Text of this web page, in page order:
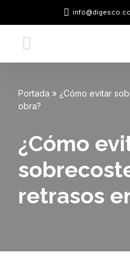
Portada » ¿Cómo evitar
obra?
¿Cómo
retrasos